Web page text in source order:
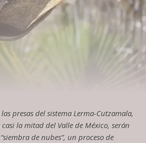
presas del sistema Lerma-Cutzamala,
la mitad del Valle de México, serán
de nubes”, un proceso de